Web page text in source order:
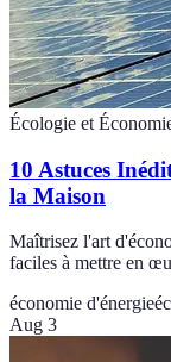
Écologie et
10 Astuces
la Maison
Maîtrisez l'art
faciles à mettre en
économie d'énergie
Aug 3